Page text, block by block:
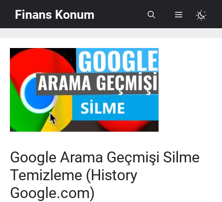
Finans Konum Menü
Google Arama Geçmişi Silme
Temizleme (History
Google.com)